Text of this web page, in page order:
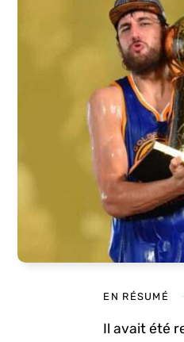
EN RÉSUMÉ
Il avait été